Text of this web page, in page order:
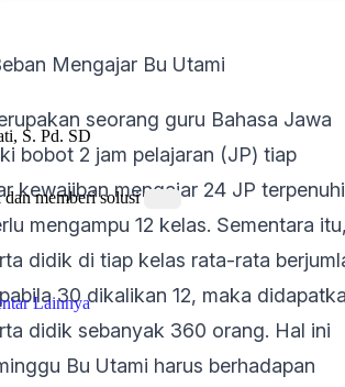
Mengajar Bu Utami
seorang guru Bahasa Jawa
bobot 2 jam pelajaran (JP) tiap
kewajiban mengajar 24 JP
mengampu 12 kelas. Sementara
didik di tiap kelas rata-rata
30 dikalikan 12, maka
didik sebanyak 360 orang. Hal ini
Bu Utami harus berhadapan
S. Pd. SD
dan memberi solusi
Lainnya